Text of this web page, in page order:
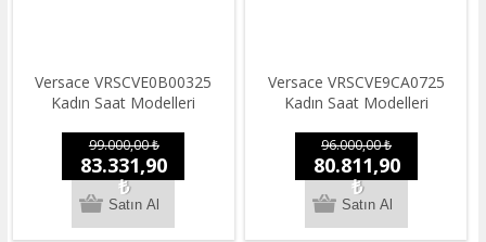
Versace VRSCVE0B00325
Kadın Saat Modelleri
99.000,00 ₺
83.331,90
₺
Versace VRSCVE9CA0725
Kadın Saat Modelleri
96.000,00 ₺
80.811,90
₺